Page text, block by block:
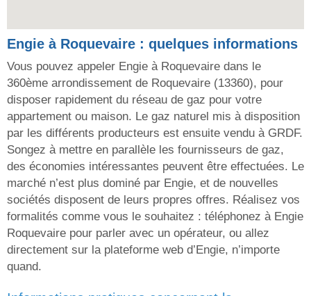
Engie à Roquevaire : quelques informations
Vous pouvez appeler Engie à Roquevaire dans le
360ème arrondissement de Roquevaire (13360), pour
disposer rapidement du réseau de gaz pour votre
appartement ou maison. Le gaz naturel mis à disposition
par les différents producteurs est ensuite vendu à GRDF.
Songez à mettre en parallèle les fournisseurs de gaz,
des économies intéressantes peuvent être effectuées. Le
marché n’est plus dominé par Engie, et de nouvelles
sociétés disposent de leurs propres offres. Réalisez vos
formalités comme vous le souhaitez : téléphonez à Engie
Roquevaire pour parler avec un opérateur, ou allez
directement sur la plateforme web d’Engie, n’importe
quand.